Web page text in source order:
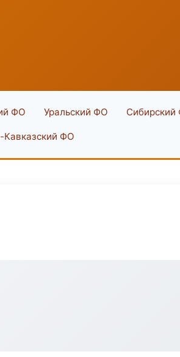
ФО Уральский ФО
Кавказский ФО